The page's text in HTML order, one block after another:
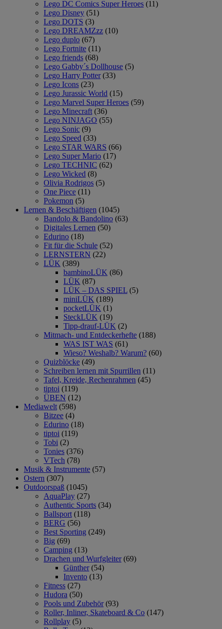
Lego DC Comics Super Heroes (11)
Lego Disney (51)
Lego DOTS (3)
Lego DREAMZzz (10)
Lego duplo (67)
Lego Fortnite (11)
Lego friends (68)
Lego Gabby´s Dollhouse (5)
Lego Harry Potter (33)
Lego Icons (23)
Lego Jurassic World (15)
Lego Marvel Super Heroes (59)
Lego Minecraft (36)
Lego NINJAGO (55)
Lego Sonic (9)
Lego Speed (33)
Lego STAR WARS (66)
Lego Super Mario (17)
Lego TECHNIC (62)
Lego Wicked (8)
Olivia Rodrigos (5)
One Piece (11)
Pokemon (5)
Lernen & Beschäftigen (1045)
Bandolo & Bandolino (63)
Digitales Lernen (50)
Edurino (18)
Fit für die Schule (52)
LERNSTERN (22)
LÜK (389)
bambinoLÜK (86)
LÜK (87)
LÜK – DAS SPIEL (5)
miniLÜK (189)
pocketLÜK (1)
SteckLÜK (19)
Tipp-drauf-LÜK (2)
Mitmach- und Entdeckerhefte (188)
WAS IST WAS (61)
Wieso? Weshalb? Warum? (60)
Quizblöcke (49)
Schreiben lernen mit Spurrillen (11)
Tafel, Kreide, Rechenrahmen (45)
tiptoi (119)
ÜBEN (12)
Mediawelt (598)
Bitzee (4)
Edurino (18)
tiptoi (119)
Tobi (2)
Tonies (376)
VTech (78)
Musik & Instrumente (57)
Ostern (307)
Outdoorspaß (1045)
AquaPlay (27)
Authentic Sports (34)
Ballsport (118)
BERG (56)
Best Sporting (249)
Big (69)
Camping (13)
Drachen und Wurfgleiter (69)
Günther (54)
Invento (13)
Fitness (27)
Hudora (50)
Pools und Zubehör (93)
Roller, Inliner, Skateboard & Co (147)
Rollplay (5)